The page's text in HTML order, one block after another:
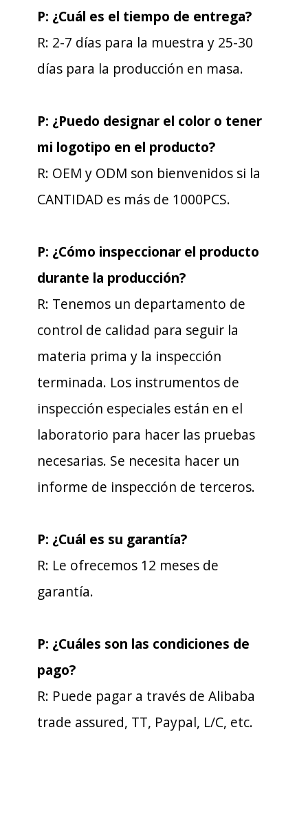
P: ¿Cuál es el tiempo de entrega?
R: 2-7 días para la muestra y 25-30
días para la producción en masa.
P: ¿Puedo designar el color o tener
mi logotipo en el producto?
R: OEM y ODM son bienvenidos si la
CANTIDAD es más de 1000PCS.
P: ¿Cómo inspeccionar el producto
durante la producción?
R: Tenemos un departamento de
control de calidad para seguir la
materia prima y la inspección
terminada. Los instrumentos de
inspección especiales están en el
laboratorio para hacer las pruebas
necesarias. Se necesita hacer un
informe de inspección de terceros.
P: ¿Cuál es su garantía?
R: Le ofrecemos 12 meses de
garantía.
P: ¿Cuáles son las condiciones de
pago?
R: Puede pagar a través de Alibaba
trade assured, TT, Paypal, L/C, etc.